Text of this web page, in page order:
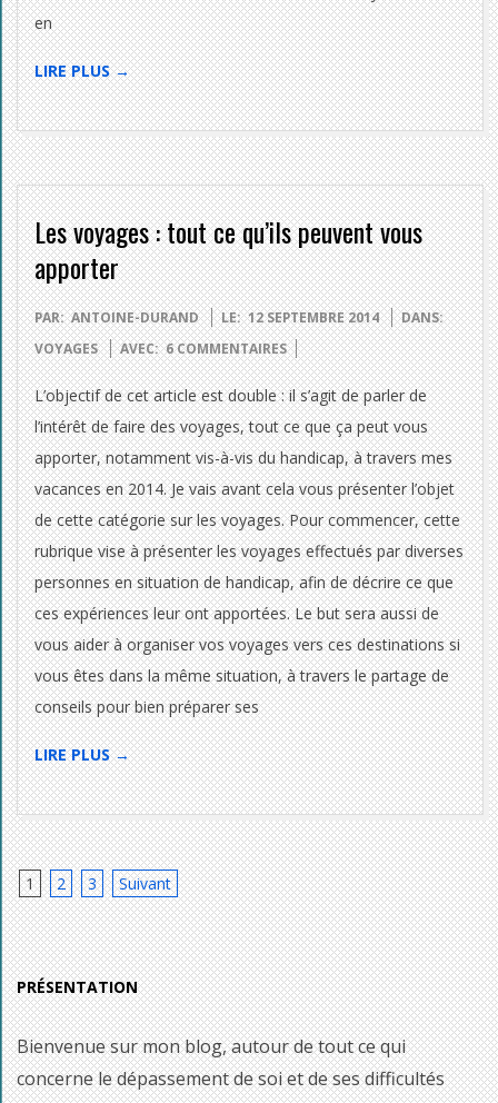
en
LIRE PLUS →
Les voyages : tout ce qu’ils peuvent vous
apporter
2014-
09-
12
PAR: ANTOINE-DURAND LE: 12 SEPTEMBRE 2014
DANS:
VOYAGES
AVEC: 6 COMMENTAIRES
L’objectif de cet article est double : il s’agit de parler de
l’intérêt de faire des voyages, tout ce que ça peut vous
apporter, notamment vis-à-vis du handicap, à travers mes
vacances en 2014. Je vais avant cela vous présenter l’objet
de cette catégorie sur les voyages. Pour commencer, cette
rubrique vise à présenter les voyages effectués par diverses
personnes en situation de handicap, afin de décrire ce que
ces expériences leur ont apportées. Le but sera aussi de
vous aider à organiser vos voyages vers ces destinations si
vous êtes dans la même situation, à travers le partage de
conseils pour bien préparer ses
LIRE PLUS →
Pagination
des
publications
1 2 3 Suivant
PRÉSENTATION
Bienvenue sur mon blog, autour de tout ce qui
concerne le dépassement de soi et de ses difficultés